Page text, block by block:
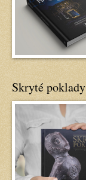
Skryté poklady